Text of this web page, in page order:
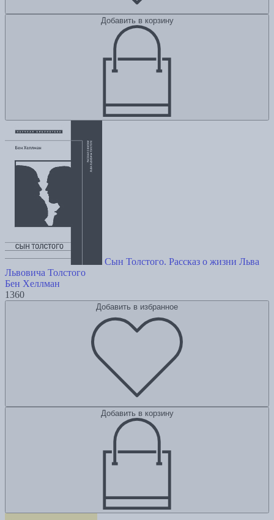
Добавить в корзину
Сын Толстого. Рассказ о жизни Льва
Львовича Толстого
Бен Хеллман
1360
Добавить в избранное
Добавить в корзину